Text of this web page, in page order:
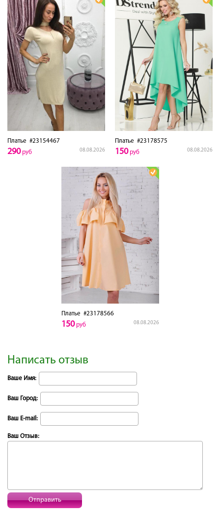
Платье #23154467
08.08.2026
290руб
Платье #23178575
08.08.2026
150руб
Платье #23178566
08.08.2026
150руб
Написать отзыв
Ваше Имя:
Ваш Город:
Ваш E-mail:
Ваш Отзыв:
Отправить